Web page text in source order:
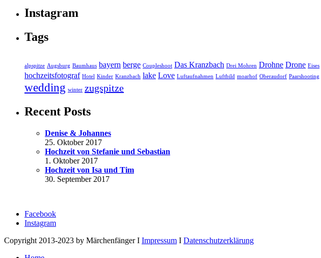
Instagram
Tags
alpspitze Augsburg Baumhaus bayern berge Coupleshoot Das Kranzbach Drei Mohren Drohne Drone Eises
hochzeitsfotograf Hotel Kinder Kranzbach lake Love Luftaufnahmen Luftbild moarhof Oberaudorf Paarshooting
wedding winter zugspitze
Recent Posts
Denise & Johannes
25. Oktober 2017
Hochzeit von Stefanie und Sebastian
1. Oktober 2017
Hochzeit von Isa und Tim
30. September 2017
Facebook
Instagram
Copyright 2013-2023 by Märchenfänger I Impressum I Datenschutzerklärung